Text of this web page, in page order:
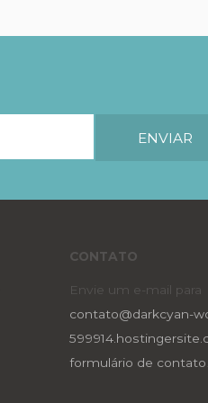
CONTATO
Envie um e-mail para
contato@darkcyan-
formulário de contato